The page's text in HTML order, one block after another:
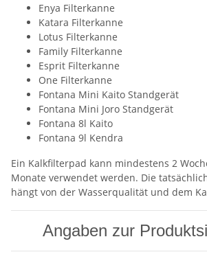
Enya Filterkanne
Katara Filterkanne
Lotus Filterkanne
Family Filterkanne
Esprit Filterkanne
One Filterkanne
Fontana Mini Kaito Standgerät
Fontana Mini Joro Standgerät
Fontana 8l Kaito
Fontana 9l Kendra
Ein Kalkfilterpad kann mindestens 2
Monate verwendet werden. Die
hängt von der Wasserqualität und dem
Angaben zur